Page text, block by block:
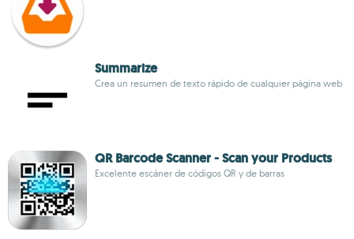
Summarize
Crea un resumen de texto rápido de cualquier página web
QR Barcode Scanner - Scan your Products
Excelente escáner de códigos QR y de barras